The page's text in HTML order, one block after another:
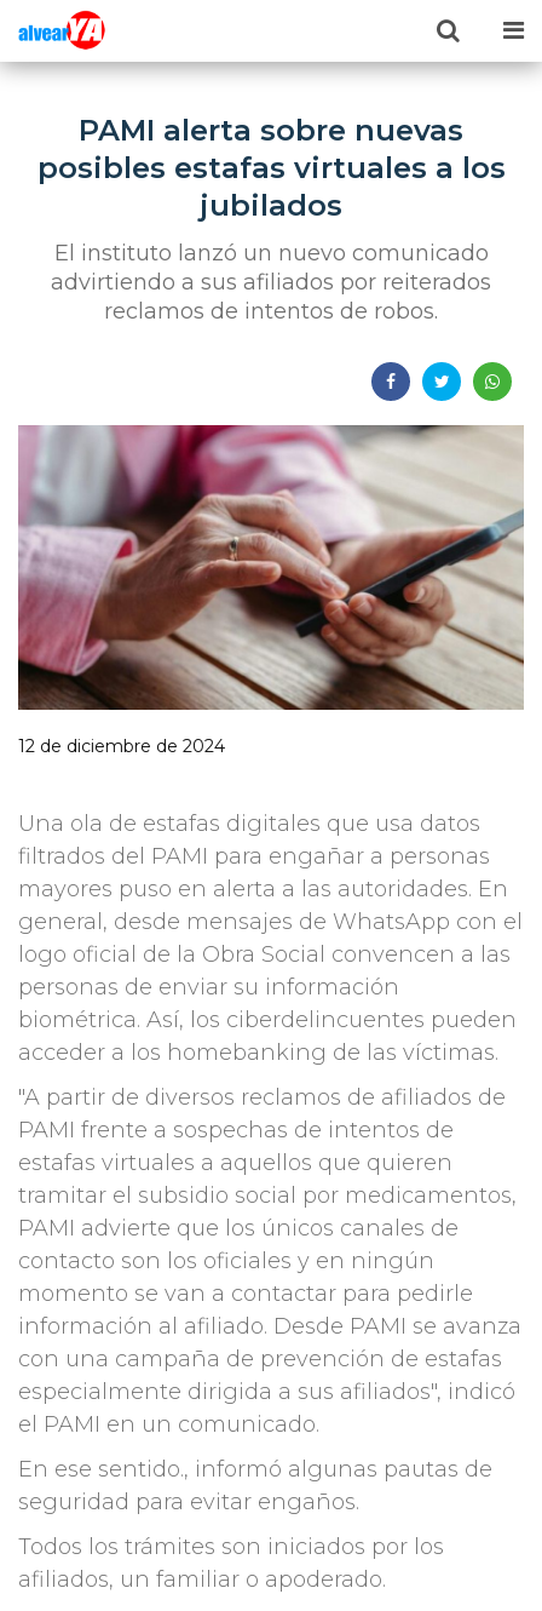
PAMI alerta sobre nuevas
posibles estafas virtuales a los
jubilados
El instituto lanzó un nuevo comunicado
advirtiendo a sus afiliados por reiterados
reclamos de intentos de robos.
12 de diciembre de 2024
Una ola de estafas digitales que usa datos
filtrados del PAMI para engañar a personas
mayores puso en alerta a las autoridades. En
general, desde mensajes de WhatsApp con el
logo oficial de la Obra Social convencen a las
personas de enviar su información
biométrica. Así, los ciberdelincuentes pueden
acceder a los homebanking de las víctimas.
"A partir de diversos reclamos de afiliados de
PAMI frente a sospechas de intentos de
estafas virtuales a aquellos que quieren
tramitar el subsidio social por medicamentos,
PAMI advierte que los únicos canales de
contacto son los oficiales y en ningún
momento se van a contactar para pedirle
información al afiliado. Desde PAMI se avanza
con una campaña de prevención de estafas
especialmente dirigida a sus afiliados", indicó
el PAMI en un comunicado.
En ese sentido., informó algunas pautas de
seguridad para evitar engaños.
Todos los trámites son iniciados por los
afiliados, un familiar o apoderado.